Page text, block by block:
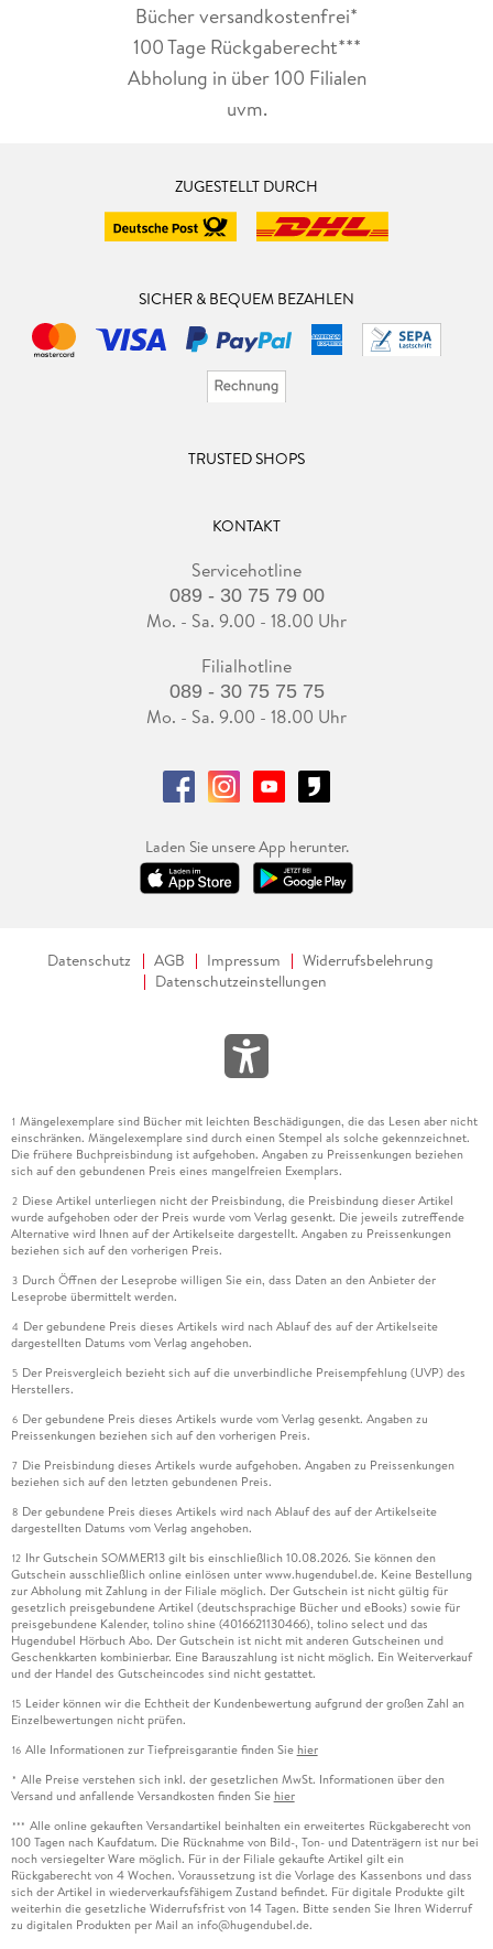
Bücher versandkostenfrei*
100 Tage Rückgaberecht***
Abholung in über 100 Filialen
uvm.
ZUGESTELLT DURCH
SICHER & BEQUEM BEZAHLEN
TRUSTED SHOPS
KONTAKT
Servicehotline
089 - 30 75 79 00
Mo. - Sa. 9.00 - 18.00 Uhr
Filialhotline
089 - 30 75 75 75
Mo. - Sa. 9.00 - 18.00 Uhr
Laden Sie unsere App herunter.
Datenschutz AGB Impressum
Widerrufsbelehrung
Datenschutzeinstellungen
1 Mängelexemplare sind Bücher mit leichten Beschädigungen, die das Lesen aber nicht
einschränken. Mängelexemplare sind durch einen Stempel als solche gekennzeichnet.
Die frühere Buchpreisbindung ist aufgehoben. Angaben zu Preissenkungen beziehen
sich auf den gebundenen Preis eines mangelfreien Exemplars.
2 Diese Artikel unterliegen nicht der Preisbindung, die Preisbindung dieser Artikel
wurde aufgehoben oder der Preis wurde vom Verlag gesenkt. Die jeweils zutreffende
Alternative wird Ihnen auf der Artikelseite dargestellt. Angaben zu Preissenkungen
beziehen sich auf den vorherigen Preis.
3 Durch Öffnen der Leseprobe willigen Sie ein, dass Daten an den Anbieter der
Leseprobe übermittelt werden.
4 Der gebundene Preis dieses Artikels wird nach Ablauf des auf der Artikelseite
dargestellten Datums vom Verlag angehoben.
5 Der Preisvergleich bezieht sich auf die unverbindliche Preisempfehlung (UVP) des
Herstellers.
6 Der gebundene Preis dieses Artikels wurde vom Verlag gesenkt. Angaben zu
Preissenkungen beziehen sich auf den vorherigen Preis.
7 Die Preisbindung dieses Artikels wurde aufgehoben. Angaben zu Preissenkungen
beziehen sich auf den letzten gebundenen Preis.
8 Der gebundene Preis dieses Artikels wird nach Ablauf des auf der Artikelseite
dargestellten Datums vom Verlag angehoben.
12 Ihr Gutschein SOMMER13 gilt bis einschließlich 10.08.2026. Sie können den
Gutschein ausschließlich online einlösen unter www.hugendubel.de. Keine Bestellung
zur Abholung mit Zahlung in der Filiale möglich. Der Gutschein ist nicht gültig für
gesetzlich preisgebundene Artikel (deutschsprachige Bücher und eBooks) sowie für
preisgebundene Kalender, tolino shine (4016621130466), tolino select und das
Hugendubel Hörbuch Abo. Der Gutschein ist nicht mit anderen Gutscheinen und
Geschenkkarten kombinierbar. Eine Barauszahlung ist nicht möglich. Ein Weiterverkauf
und der Handel des Gutscheincodes sind nicht gestattet.
15 Leider können wir die Echtheit der Kundenbewertung aufgrund der großen Zahl an
Einzelbewertungen nicht prüfen.
16 Alle Informationen zur Tiefpreisgarantie finden Sie hier
* Alle Preise verstehen sich inkl. der gesetzlichen MwSt. Informationen über den
Versand und anfallende Versandkosten finden Sie hier
*** Alle online gekauften Versandartikel beinhalten ein erweitertes Rückgaberecht von
100 Tagen nach Kaufdatum. Die Rücknahme von Bild-, Ton- und Datenträgern ist nur bei
noch versiegelter Ware möglich. Für in der Filiale gekaufte Artikel gilt ein
Rückgaberecht von 4 Wochen. Voraussetzung ist die Vorlage des Kassenbons und dass
sich der Artikel in wiederverkaufsfähigem Zustand befindet. Für digitale Produkte gilt
weiterhin die gesetzliche Widerrufsfrist von 14 Tagen. Bitte senden Sie Ihren Widerruf
zu digitalen Produkten per Mail an info@hugendubel.de.